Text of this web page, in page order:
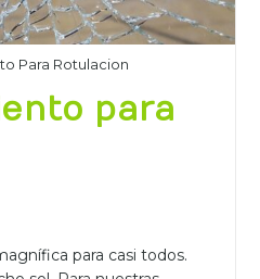
Para Rotulacion
para
para casi todos.